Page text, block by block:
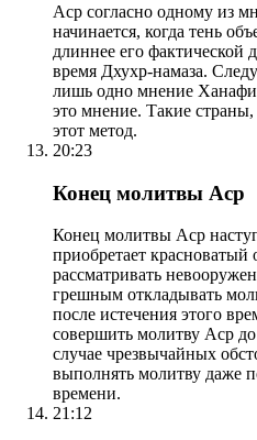
Аср согласно одному из
начинается, когда тень
длиннее его
время Дхухр-намаза.
лишь одно мнение
это мнение. Такие
этот метод.
20:23
Конец молитвы Аср
Конец молитвы Аср
приобретает
рассматривать
грешным откладывать
после истечения этого
совершить молитву Аср
случае чрезвычайных
выполнять молитву даже
времени.
21:12